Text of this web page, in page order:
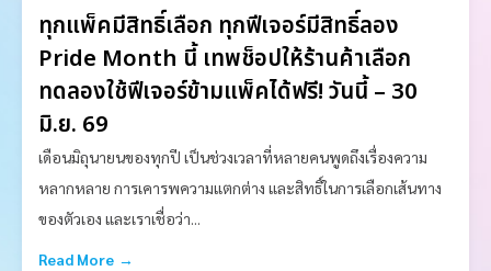
ทุกแพ็คมีสิทธิ์เลือก ทุกฟีเจอร์มีสิทธิ์ลอง
Pride Month นี้ เทพช็อปให้ร้านค้าเลือก
ทดลองใช้ฟีเจอร์ข้ามแพ็คได้ฟรี! วันนี้ – 30
มิ.ย. 69
เดือนมิถุนายนของทุกปี เป็นช่วงเวลาที่หลายคนพูดถึงเรื่องความ
หลากหลาย การเคารพความแตกต่าง และสิทธิ์ในการเลือกเส้นทาง
ของตัวเอง และเราเชื่อว่า...
Read More →